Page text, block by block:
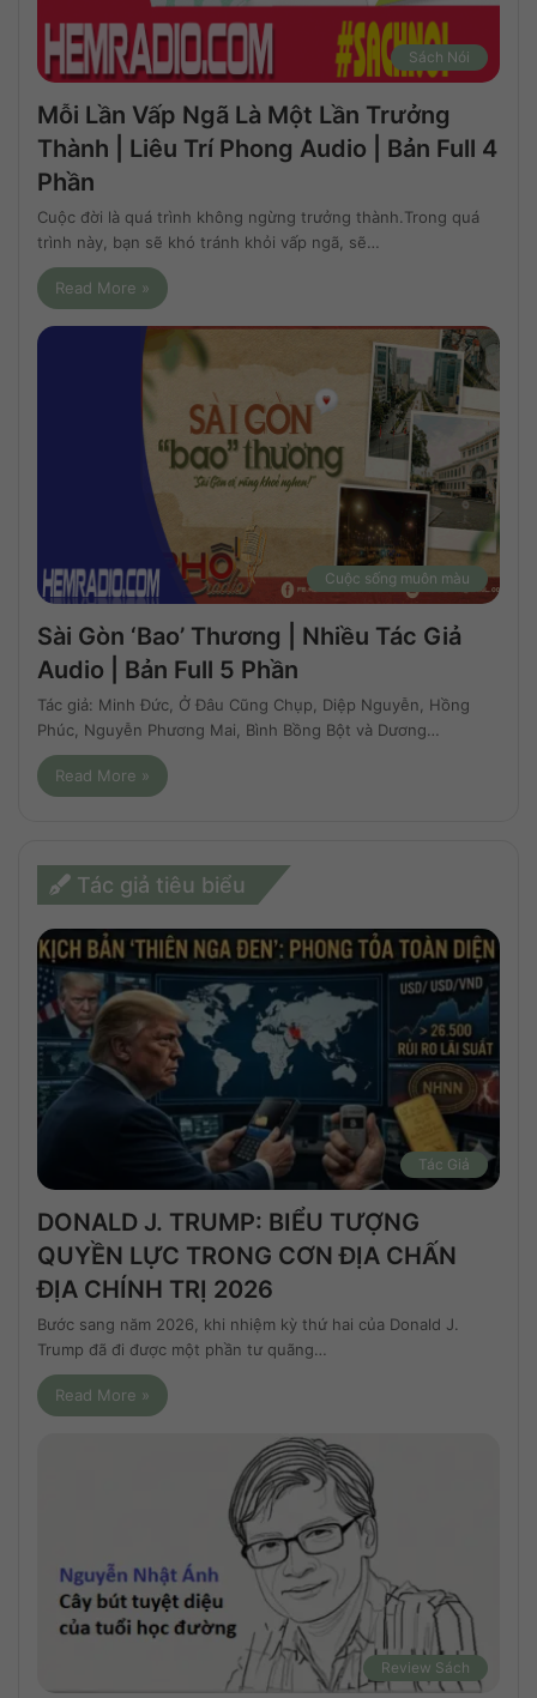
Sách Nói
Mỗi Lần Vấp Ngã Là Một Lần Trưởng
Thành | Liêu Trí Phong Audio | Bản Full 4
Phần
Cuộc đời là quá trình không ngừng trưởng thành.Trong quá
trình này, bạn sẽ khó tránh khỏi vấp ngã, sẽ…
Read More »
Cuộc sống muôn màu
Sài Gòn ‘Bao’ Thương | Nhiều Tác Giả
Audio | Bản Full 5 Phần
Tác giả: Minh Đức, Ở Đâu Cũng Chụp, Diệp Nguyễn, Hồng
Phúc, Nguyễn Phương Mai, Bình Bồng Bột và Dương…
Read More »
Tác giả tiêu biểu
Tác Giả
DONALD J. TRUMP: BIỂU TƯỢNG
QUYỀN LỰC TRONG CƠN ĐỊA CHẤN
ĐỊA CHÍNH TRỊ 2026
Bước sang năm 2026, khi nhiệm kỳ thứ hai của Donald J.
Trump đã đi được một phần tư quãng…
Read More »
Review Sách